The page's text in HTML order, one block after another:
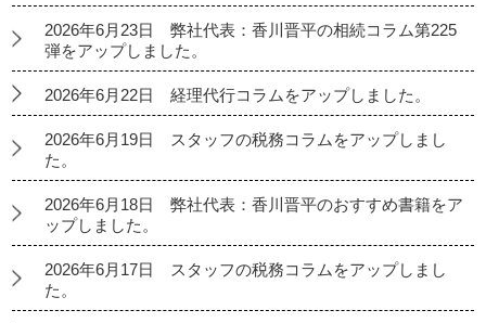
2026年6月23日 弊社代表：香川晋平の相続コラム第225
弾をアップしました。
2026年6月22日 経理代行コラムをアップしました。
2026年6月19日 スタッフの税務コラムをアップしまし
た。
2026年6月18日 弊社代表：香川晋平のおすすめ書籍をア
ップしました。
2026年6月17日 スタッフの税務コラムをアップしまし
た。